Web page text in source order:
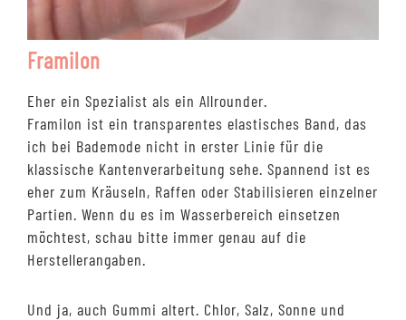
Framilon
Eher ein Spezialist als ein Allrounder.
Framilon ist ein transparentes elastisches Band, das
ich bei Bademode nicht in erster Linie für die
klassische Kantenverarbeitung sehe. Spannend ist es
eher zum Kräuseln, Raffen oder Stabilisieren einzelner
Partien. Wenn du es im Wasserbereich einsetzen
möchtest, schau bitte immer genau auf die
Herstellerangaben.
Und ja, auch Gummi altert. Chlor, Salz, Sonne und